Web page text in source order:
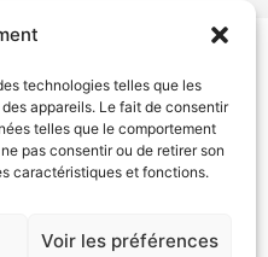
technologies telles que les
appareils. Le fait de consentir
telles que le comportement
pas consentir ou de retirer son
caractéristiques et fonctions.
Voir les préférences